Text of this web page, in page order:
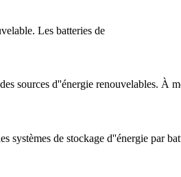
Les batteries de
sources d''énergie renouvelables. À
systèmes de stockage d''énergie par